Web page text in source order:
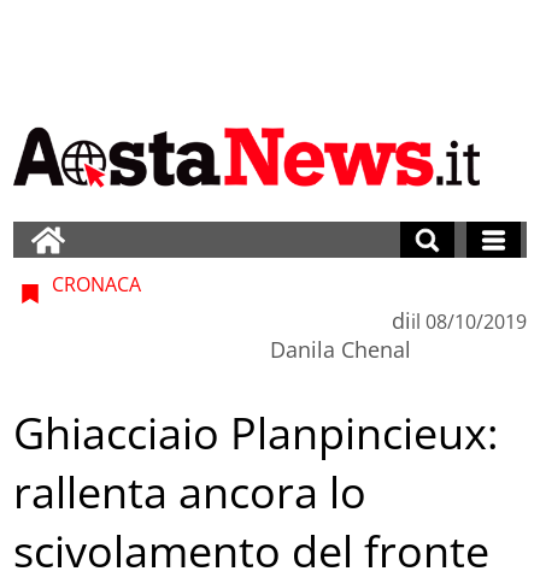
CRONACA
di
Danila Chenal
il 08/10/2019
Ghiacciaio Planpincieux:
rallenta ancora lo
scivolamento del fronte